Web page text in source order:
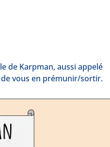
de Karpman, aussi appelé
vous en prémunir/sortir.